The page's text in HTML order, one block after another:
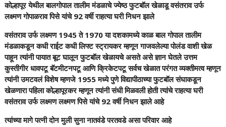
कोल्हापूर येथील बालगोपाल तालीम मंडळाचे ज्येष्ठ फुटबॉल खेळाडू वसंतराव उर्फ
लक्ष्मण गोपाळराव पिसे यांचे 92 वर्षी राहत्या घरी निधन झाले
वसंतराव उर्फ लक्ष्मण 1945 ते 1970 या दशकामध्ये काळ बाल गोपाल तालीम
मंडळाकडून कधी राईट कधी लिफ्ट स्ट्रायकर म्हणून गाजवलेल्या पोलंड वाशी खेळ
पाहून त्यांनी पायात बूट घालून फुटबॉल खेळायचे असते असे ज्ञान घेतले उत्तम
कुस्तीगीर धावपटू बॅटमीटनपटू आणि क्रिकेटपटू सर्वच खेळात परंगत व्यक्तीमत्व म्हणून
त्यांनी उमटवलं विशेष म्हणजे 1955 मध्ये पुणे विद्यापीठाच्या फुटबॉल संघाकडून
खेळणारा पहिला कोल्हापूरकर म्हणून त्यांनी संधी मिळवली होती त्यांचे राहत्या घरी
वसंतराव उर्फ लक्ष्मण लक्ष्मण पिसे यांचे 92 वर्षी निधन झाले आहे
त्यांच्या मागे पत्नी दोन मुली सुना नातवंडे परतवडे असा परिवार आहे